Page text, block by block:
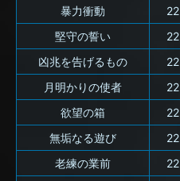
暴力衝動
22
堅守の誓い
22
凶兆を告げるもの
22
月明かりの使者
22
欲望の箱
22
無垢なる遊び
22
老練の業前
22